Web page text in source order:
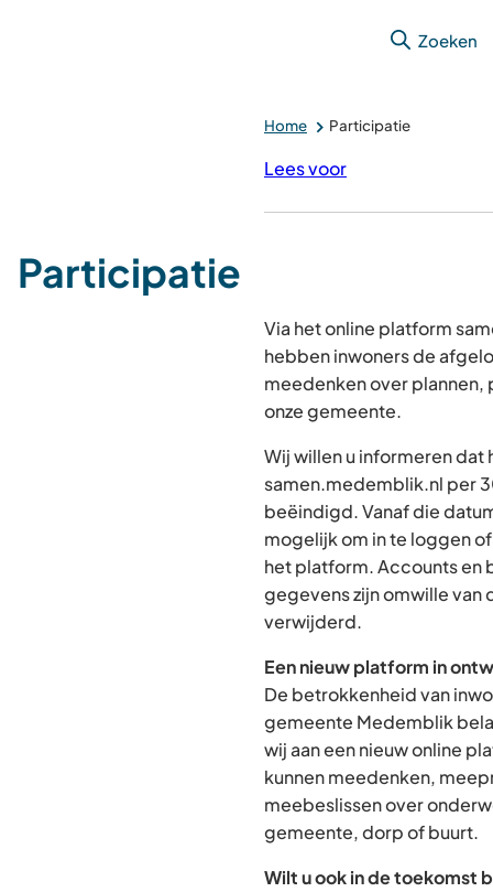
Zoeken
Home Participatie
Lees voor
Participatie
Via het online platform
hebben inwoners de
meedenken over
onze gemeente.
Wij willen u informeren dat
samen.medemblik.nl per
beëindigd. Vanaf die
mogelijk om in te loggen
het platform. Accounts en
gegevens zijn omwille van
verwijderd.
Een nieuw platform in
De betrokkenheid van
gemeente Medemblik
wij aan een nieuw online
kunnen meedenken,
meebeslissen over
gemeente, dorp of buurt.
Wilt u ook in de toekomst